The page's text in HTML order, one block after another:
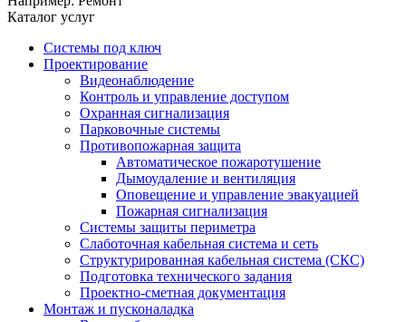
Каталог услуг
Системы под ключ
Проектирование
Видеонаблюдение
Контроль и управление доступом
Охранная сигнализация
Парковочные системы
Противопожарная защита
Автоматическое пожаротушение
Дымоудаление и вентиляция
Оповещение и управление эвакуацией
Пожарная сигнализация
Системы защиты периметра
Слаботочная кабельная система и сеть
Структурированная кабельная система (СКС)
Подготовка технического задания
Проектно-сметная документация
Монтаж и пусконаладка